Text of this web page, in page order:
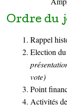
Ordre du
Rappel
Election
vote)
Point
Activités